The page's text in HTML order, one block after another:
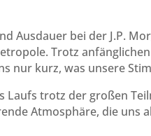
Ausdauer bei der J.P.
Trotz
nur kurz, was unsere
trotz der großen
Atmosphäre, die uns